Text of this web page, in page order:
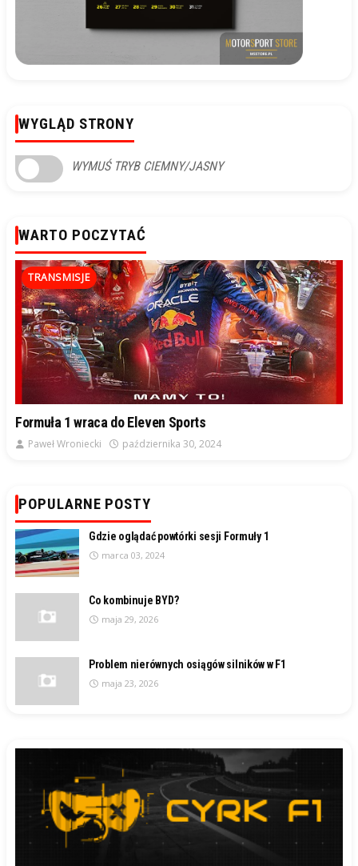
WYGLĄD STRONY
WYMUŚ TRYB CIEMNY/JASNY
WARTO POCZYTAĆ
TRANSMISJE
Formuła 1 wraca do Eleven Sports
Paweł Wroniecki października 30, 2024
POPULARNE POSTY
Gdzie oglądać powtórki sesji Formuły 1
marca 03, 2024
Co kombinuje BYD?
maja 29, 2026
Problem nierównych osiągów silników w F1
maja 23, 2026